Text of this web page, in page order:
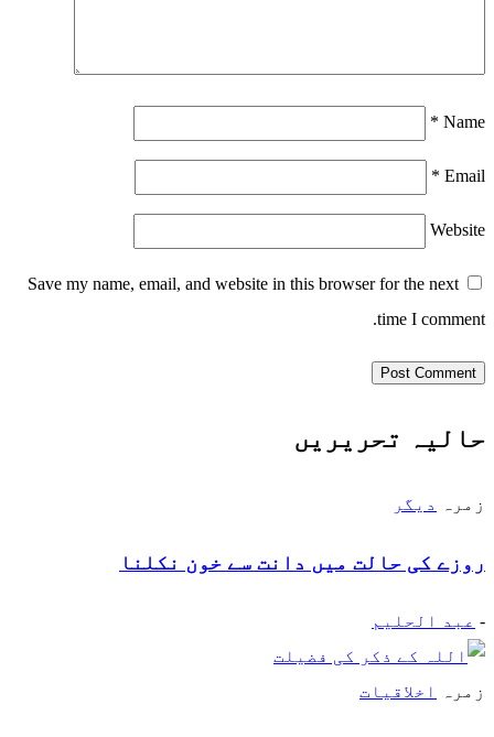
Name
*
Email
*
Website
Save my name, email, and website in this browser for the next
time I comment.
حالیہ تحریریں
زمرہ دیگر
روزے کی حالت میں دانت سے خون نکلنا
- عبد الحلیم
زمرہ اخلاقیات